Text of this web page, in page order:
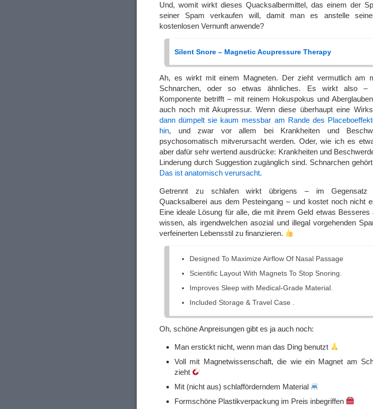
Und, womit wirkt dieses Quacksalbermittel, das einem der
seiner Spam verkaufen will, damit man es anstelle
kostenlosen Vernunft anwende?
Silent Snore – Magnetic Acupressure Therapy
Ah, es wirkt mit einem Magneten. Der zieht vermutlich am
Schnarchen, oder so etwas ähnliches. Es wirkt also –
Komponente betrifft – mit reinem Hokuspokus und
auch noch mit Akupressur. Wenn diese überhaupt eine
dann dümpelt sie kaum messbar am Rande des
hin, und zwar vor allem bei Krankheiten und
psychosomatisch mitverursacht werden. Oder, wie ich es
aber dafür sehr wertend ausdrücke: Krankheiten und
Linderung durch Suggestion zugänglich sind. Schnarchen
Das ist anatomisch verursacht.
Getrennt zu schlafen wirkt übrigens – im Gegensatz
Quacksalberei aus dem Pesteingang – und kostet noch nicht
Eine ideale Lösung für alle, die mit ihrem Geld etwas Besseres
wissen, als irgendwelchen asozial und illegal vorgehenden
verfeinerten Lebensstil zu finanzieren.
Designed To Maximize Airflow Of Nasal Passage
Scientific Layout With Magnets To Stop Snoring.
Improves Sleep with Medical-Grade Material.
Included Storage & Travel Case .
Oh, schöne Anpreisungen gibt es ja auch noch:
Man erstickt nicht, wenn man das Ding benutzt
Voll mit Magnetwissenschaft, die wie ein Magnet am
zieht
Mit (nicht aus) schlafförderndem Material
Formschöne Plastikverpackung im Preis inbegriffen